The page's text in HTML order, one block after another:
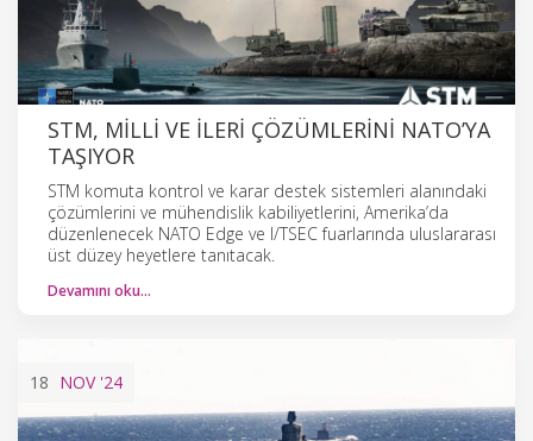
STM, MILLI VE İLERI ÇÖZÜMLERINI NATO’YA
TAŞIYOR
STM komuta kontrol ve karar destek sistemleri alanındaki
çözümlerini ve mühendislik kabiliyetlerini, Amerika’da
düzenlenecek NATO Edge ve I/TSEC fuarlarında uluslararası
üst düzey heyetlere tanıtacak.
Devamını oku…
18 NOV'24